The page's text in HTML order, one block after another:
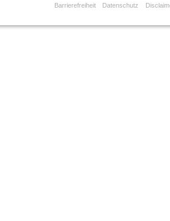
Barrierefreiheit Datenschutz